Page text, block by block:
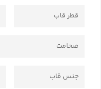
قطر قاب
ضخامت
جنس قاب